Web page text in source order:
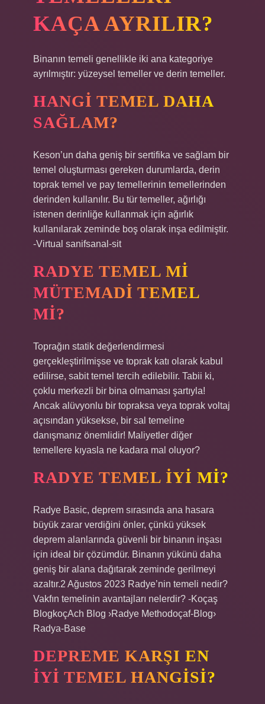
KAÇA AYRILIR?
Binanın temeli genellikle iki ana kategoriye
ayrılmıştır: yüzeysel temeller ve derin temeller.
HANGI TEMEL DAHA
SAĞLAM?
Keson’un daha geniş bir sertifika ve sağlam bir
temel oluşturması gereken durumlarda, derin
toprak temel ve pay temellerinin temellerinden
derinden kullanılır. Bu tür temeller, ağırlığı
istenen derinliğe kullanmak için ağırlık
kullanılarak zeminde boş olarak inşa edilmiştir.
-Virtual sanifsanal-sit
RADYE TEMEL MI
MÜTEMADI TEMEL
MI?
Toprağın statik değerlendirmesi
gerçekleştirilmişse ve toprak katı olarak kabul
edilirse, sabit temel tercih edilebilir. Tabii ki,
çoklu merkezli bir bina olmaması şartıyla!
Ancak alüvyonlu bir topraksa veya toprak voltaj
açısından yüksekse, bir sal temeline
danışmanız önemlidir! Maliyetler diğer
temellere kıyasla ne kadara mal oluyor?
RADYE TEMEL IYI MI?
Radye Basic, deprem sırasında ana hasara
büyük zarar verdiğini önler, çünkü yüksek
deprem alanlarında güvenli bir binanın inşası
için ideal bir çözümdür. Binanın yükünü daha
geniş bir alana dağıtarak zeminde gerilmeyi
azaltır.2 Ağustos 2023 Radye’nin temeli nedir?
Vakfın temelinin avantajları nelerdir? -Koçaş
BlogkoçAch Blog ›Radye Methodoçaf-Blog›
Radya-Base
DEPREME KARŞI EN
IYI TEMEL HANGISI?